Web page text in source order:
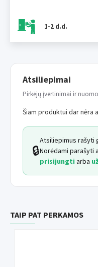
1-2 d.d.
nervumą ir nerimo
naudojama neurotinėms
miego sutrikimams,
lengvas spazmolitinis
Ilgis apykaklė:42 cm
Naudojimas:iš ( pritvirt.)
gyvūnams. Saugokite
vietoje.
Numeris patvirtinimas:
ATIDŽIAI SKAITYKITE
Įterpimas lapelis
Atsiliepimai
Pirkėjų įvertinimai ir
Šiam produktui dar nėra
🔒
Atsiliepimus rašyti
Norėdami parašyti
prisijungti arba
TAIP PAT PERKAMOS